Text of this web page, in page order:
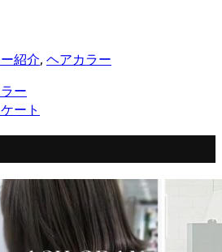
紹介, ヘアカラー
ー
ート